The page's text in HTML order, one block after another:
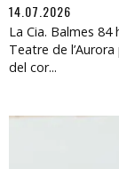
14.07.2026
La Cia. Balmes
Teatre de
del cor...